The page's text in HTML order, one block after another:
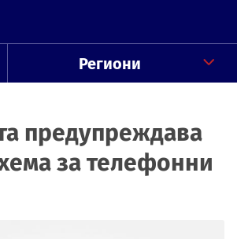
Региони
предупреждава
за телефонни